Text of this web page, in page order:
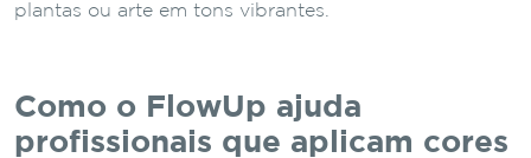
plantas ou arte em tons vibrantes.
Como o FlowUp ajuda
profissionais que aplicam cores